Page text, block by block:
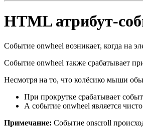
HTML атрибут-
Событие onwheel возникает, когда на
Событие onwheel также срабатывает
Несмотря на то, что колёсико мыши
При прокрутке срабатывает
А событие onwheel является
Примечание: Событие onscroll